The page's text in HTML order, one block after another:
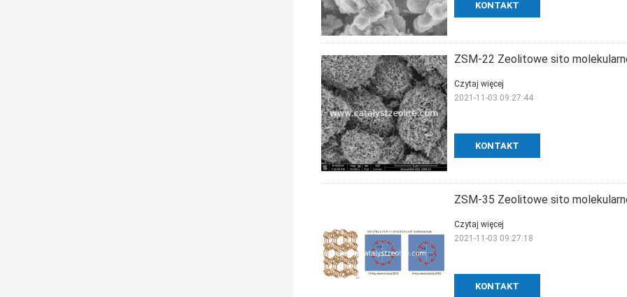
KONTAKT
ZSM-22 Zeolitowe sito
KONTAKT
Czytaj więcej
2021-11-03 09:27:44
ZSM-35 Zeolitowe sito
KONTAKT
Czytaj więcej
2021-11-03 09:27:18